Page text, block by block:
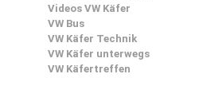
Videos VW Käfer
VW Bus
VW Käfer Technik
VW Käfer unterwegs
VW Käfertreffen